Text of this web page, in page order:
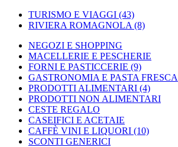
TURISMO E VIAGGI (43)
RIVIERA ROMAGNOLA (8)
NEGOZI E SHOPPING
MACELLERIE E PESCHERIE
FORNI E PASTICCERIE (9)
GASTRONOMIA E PASTA FRESCA
PRODOTTI ALIMENTARI (4)
PRODOTTI NON ALIMENTARI
CESTE REGALO
CASEIFICI E ACETAIE
CAFFÈ VINI E LIQUORI (10)
SCONTI GENERICI